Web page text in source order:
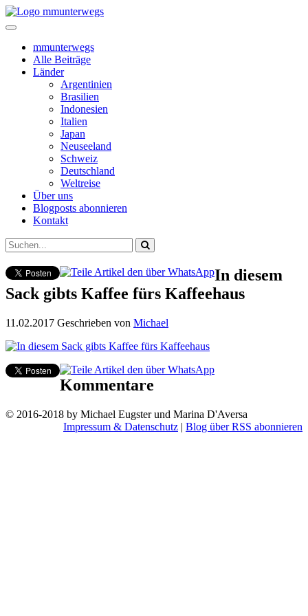
mmunterwegs
Alle Beiträge
Länder
Argentinien
Brasilien
Indonesien
Italien
Japan
Neuseeland
Schweiz
Deutschland
Weltreise
Über uns
Blogposts abonnieren
Kontakt
In diesem
Sack gibts Kaffee fürs Kaffeehaus
11.02.2017 Geschrieben von Michael
Kommentare
© 2016-2018 by Michael Eugster und Marina D'Aversa
Impressum & Datenschutz | Blog über RSS abonnieren